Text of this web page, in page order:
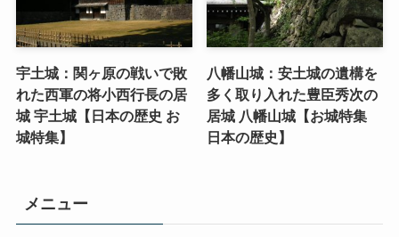
宇土城：関ヶ原の戦いで敗
れた西軍の将小西行長の居
城 宇土城【日本の歴史 お
城特集】
八幡山城：安土城の遺構を
多く取り入れた豊臣秀次の
居城 八幡山城【お城特集
日本の歴史】
メニュー